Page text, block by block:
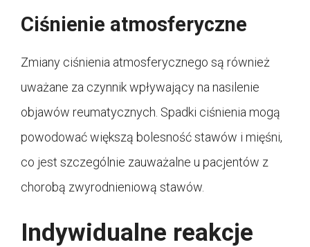
Ciśnienie atmosferyczne
Zmiany ciśnienia atmosferycznego są również
uważane za czynnik wpływający na nasilenie
objawów reumatycznych. Spadki ciśnienia mogą
powodować większą bolesność stawów i mięśni,
co jest szczególnie zauważalne u pacjentów z
chorobą zwyrodnieniową stawów.
Indywidualne reakcje